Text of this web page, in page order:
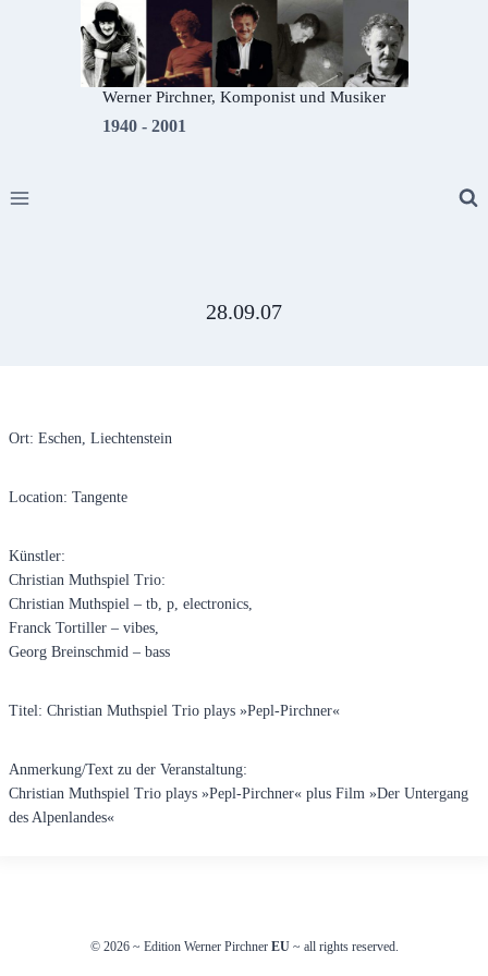
Werner Pirchner, Komponist und Musiker
1940 - 2001
28.09.07
Ort: Eschen, Liechtenstein
Location: Tangente
Künstler:
Christian Muthspiel Trio:
Christian Muthspiel – tb, p, electronics,
Franck Tortiller – vibes,
Georg Breinschmid – bass
Titel: Christian Muthspiel Trio plays »Pepl-Pirchner«
Anmerkung/Text zu der Veranstaltung:
Christian Muthspiel Trio plays »Pepl-Pirchner« plus Film »Der Untergang
des Alpenlandes«
© 2026 ~ Edition Werner Pirchner EU ~ all rights reserved.